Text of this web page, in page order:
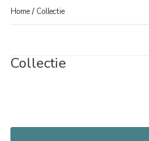
Home / Collectie
Collectie